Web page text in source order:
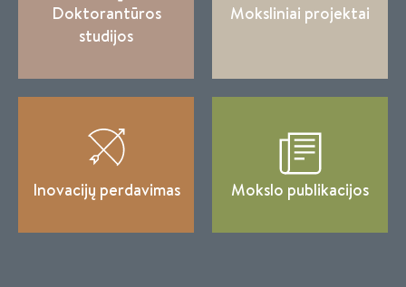
Doktorantūros
studijos
Moksliniai projektai
Inovacijų perdavimas Mokslo publikacijos